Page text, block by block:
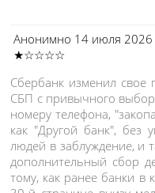
Анонимно 14 июля 2026
★☆☆☆☆
Сбербанк изменил свое
СБП с привычного
номеру телефона,
как "Другой банк", без
людей в заблуждение, и
дополнительный сбор
тому, как ранее банки в